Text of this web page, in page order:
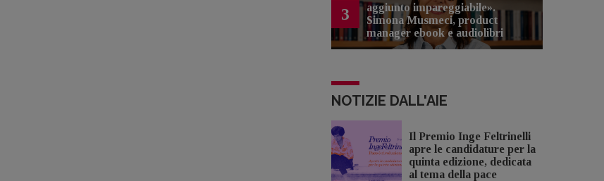
3
aggiunto impareggiabile».
Simona Musmeci, product
manager ebook e audiolibri
NOTIZIE DALL'AIE
Il Premio Inge Feltrinelli
apre le candidature per la
quinta edizione, dedicata
al tema della pace